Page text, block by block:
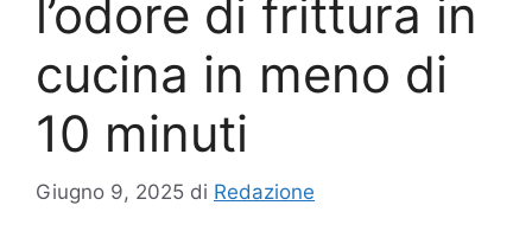
l’odore di frittura in
cucina in meno di
10 minuti
Giugno 9, 2025 di Redazione